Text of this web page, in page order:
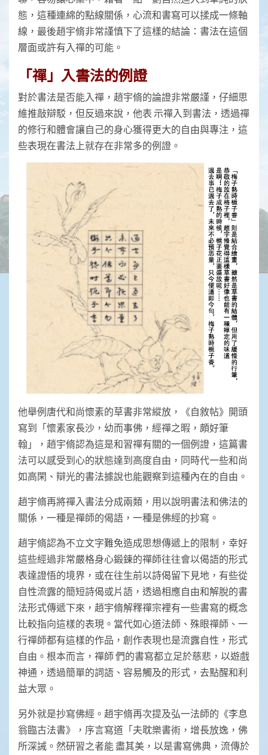
態，這種連綿的點線關係，心流和書寫可以揉成一條軸
線，最後趙宇脩非常謹慎下了這樣的結論：書法在這個
層面或許有入禪的可能。
「禪」入書法的例證
對於書法是否能入禪，趙宇脩的論證非常嚴謹，仔細思
維推敲辯駁，但反過來說，他表 示禪入到書法，透過禪
的修行和體會讓自己的身心獲得更大的自由與專注，這
些表現在書法上就存在非常多的例證。
他舉例唐代和尚懷素的草書非常縱放，《自敘帖》開頭
寫到「懷素家長沙，幼而事佛，經禪之暇，頗好筆
翰」，趙宇脩認為這是和習禪有關的一個例證，這篇書
法可以感受到心的狀態達到高度自由，同時代一些和尚
如高閑、辯光的書法據說也能觀察到這種內在的自由。
趙宇脩再將禪入書法分成兩類，用以說明書法和佛法的
關係，一種是禪師的偈語，一種是佛經的抄寫。
趙宇脩認為不立文字難免造成思想傳遞上的限制，幸好
這些經過非常嚴格身心鍛鍊的禪師往往會以偈語的形式
表達證悟的境界，或在往生前以詩偈留下見地，有些從
自性流露的簡短詩偈或片語，透過相應自由和解脫的書
法形式傳遞下來，趙宇脩解釋禪宗裡有一些書寫的概念
比較指向這樣的表現。當代如心道法師、殊眼禪師、一
行禪師都有這樣的作品，創作表現也是流露自性，形式
自由。根本而言，禪師 們的書寫都立足於慈悲，以遊戲
神通，透過簡單的詞語、容易觸及的形式，去點醒和利
益大眾。
另外就是抄寫佛經。趙宇脩再次提及弘一法師的《李息
翁臨古法書》，序言寫道「夫耽樂書術，增長放逸，佛
所深誡。然研習之者能 盡其美，以是書寫佛典，流傳於